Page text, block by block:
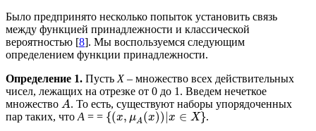
Было предпринято несколько попыток установить связь
между функцией принадлежности и классической
вероятностью [8]. Мы воспользуемся следующим
определением функции принадлежности.
Определение 1. Пусть X– множество всех действительных
чисел, лежащих на отрезке от 0 до 1. Введем нечеткое
множество A. То есть, существуют наборы упорядоченных
пар таких, что A = = {(x, μA(x)) |x ∈ X}.